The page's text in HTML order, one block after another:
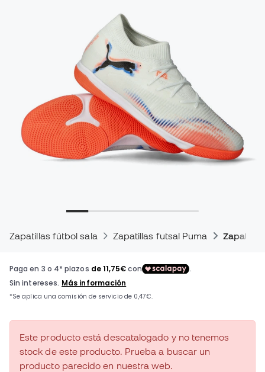
Zapatillas fútbol sala Zapatillas futsal Puma
Este producto está descatalogado y no tenemos
stock de este producto. Prueba a buscar un
producto parecido en nuestra web.